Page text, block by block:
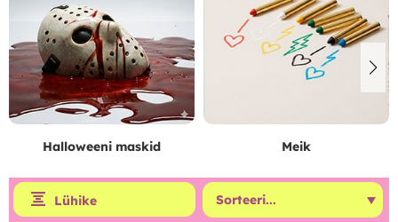
Halloweeni maskid Meik
Lühike